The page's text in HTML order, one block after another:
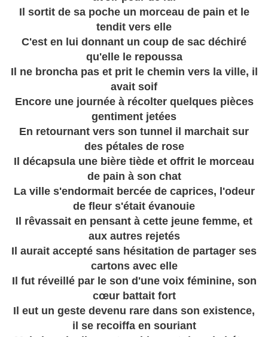
Il sortit de sa poche un morceau de pain et le
tendit vers elle
C'est en lui donnant un coup de sac déchiré
qu'elle le repoussa
Il ne broncha pas et prit le chemin vers la ville, il
avait soif
Encore une journée à récolter quelques pièces
gentiment jetées
En retournant vers son tunnel il marchait sur
des pétales de rose
Il décapsula une bière tiède et offrit le morceau
de pain à son chat
La ville s'endormait bercée de caprices, l'odeur
de fleur s'était évanouie
Il rêvassait en pensant à cette jeune femme, et
aux autres rejetés
Il aurait accepté sans hésitation de partager ses
cartons avec elle
Il fut réveillé par le son d'une voix féminine, son
cœur battait fort
Il eut un geste devenu rare dans son existence,
il se recoiffa en souriant